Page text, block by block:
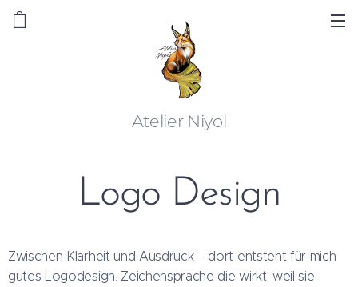
Atelier Niyol
Logo Design
Zwischen Klarheit und Ausdruck – dort entsteht für mich
gutes Logodesign. Zeichensprache die wirkt, weil sie